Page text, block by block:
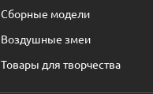
Сборные модели
Воздушные змеи
Товары для творчества